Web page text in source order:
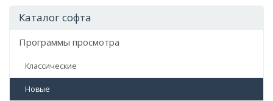
Каталог софта
Программы просмотра
Классические
Новые